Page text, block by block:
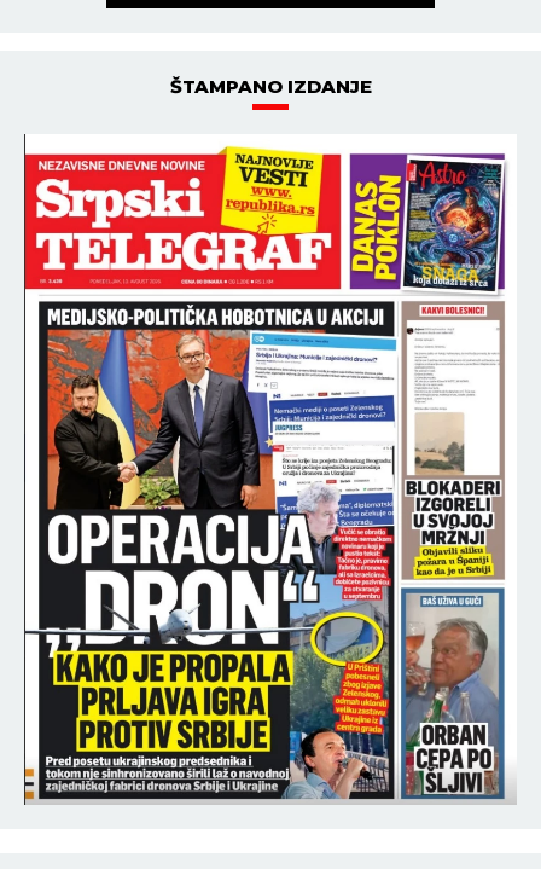
ŠTAMPANO IZDANJE